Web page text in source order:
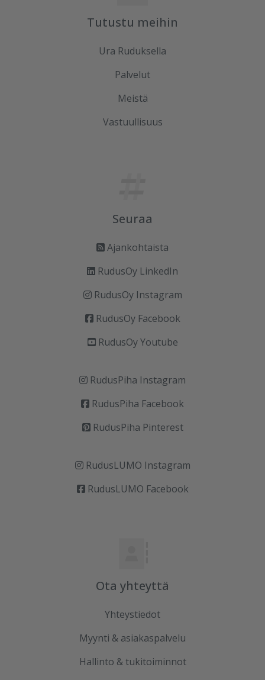
Tutustu meihin
Ura Ruduksella
Palvelut
Meistä
Vastuullisuus
Seuraa
Ajankohtaista
RudusOy LinkedIn
RudusOy Instagram
RudusOy Facebook
RudusOy Youtube
RudusPiha Instagram
RudusPiha Facebook
RudusPiha Pinterest
RudusLUMO Instagram
RudusLUMO Facebook
Ota yhteyttä
Yhteystiedot
Myynti & asiakaspalvelu
Hallinto & tukitoiminnot